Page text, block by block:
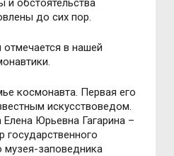
и обстоятельства
до сих пор.
отмечается в нашей
космонавта. Первая его
искусствоведом.
Юрьевна Гагарина –
государственного
музея-заповедника